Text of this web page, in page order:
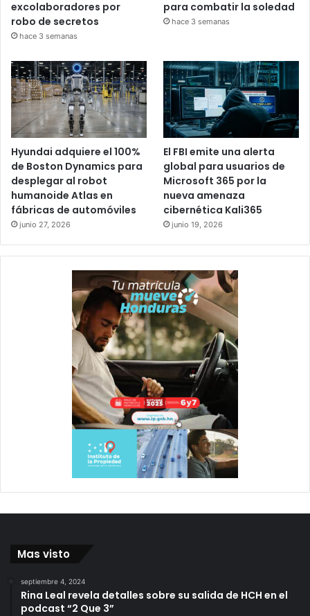
excolaboradores por
robo de secretos
hace 3 semanas
para combatir la soledad
hace 3 semanas
Hyundai adquiere el 100%
de Boston Dynamics para
desplegar al robot
humanoide Atlas en
fábricas de automóviles
junio 27, 2026
El FBI emite una alerta
global para usuarios de
Microsoft 365 por la
nueva amenaza
cibernética Kali365
junio 19, 2026
Mas visto
septiembre 4, 2024
Rina Leal revela detalles sobre su salida de HCH en el
podcast “2 Que 3”